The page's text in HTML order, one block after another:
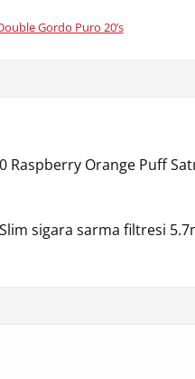
Gordo Puro 20’s
Raspberry Orange Puff
sigara sarma filtresi